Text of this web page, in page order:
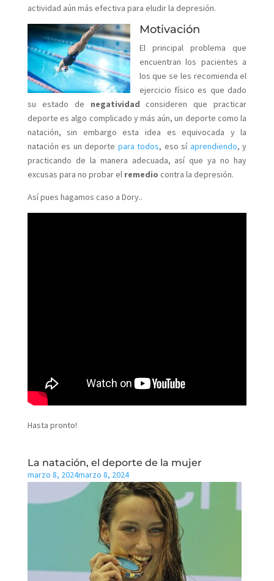
actividad aún más efectiva para eludir la depresión.
Motivación
El principal problema que
encuentran los pacientes a
los que se les recomienda el
ejercicio físico es que dado
su estado de negatividad consideren que practicar
deporte es algo complicado y más aún, un deporte como la
natación, sin embargo esta idea es equivocada y la
natación es un deporte para todos, eso sí aprendiendo, y
practicando de la manera adecuada, así que ya no hay
excusas para no probar el remedio contra la depresión.
Así pues hagamos caso a Dory..
Hasta pronto!
La natación, el deporte de la mujer
marzo 8, 2024marzo 8, 2024